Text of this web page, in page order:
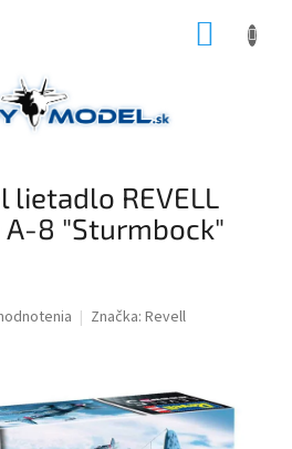
REVELL
8 "Sturmbock"
Značka: Revell